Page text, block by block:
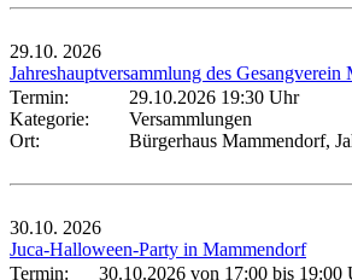
29.10. 2026
Jahreshauptversammlung des Gesangverein
Termin:
29.10.2026 19:30 Uhr
Kategorie:
Versammlungen
Ort:
Bürgerhaus Mammendorf,
30.10. 2026
Juca-Halloween-Party in Mammendorf
Termin:
30.10.2026 von 17:00 bis 19:00